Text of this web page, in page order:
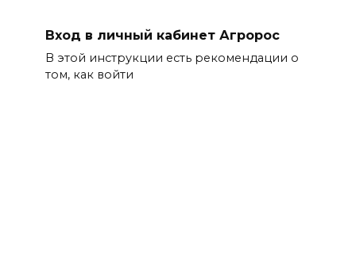
Вход в личный кабинет Агророс
В этой инструкции есть рекомендации о
том, как войти